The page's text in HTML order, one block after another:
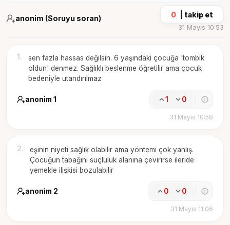
anonim (Soruyu soran) 0 takip et
31 Mayıs 10:53
1 .
sen fazla hassas değilsin. 6 yaşındaki çocuğa 'tombik
oldun' denmez. Sağlıklı beslenme öğretilir ama çocuk
bedeniyle utandırılmaz
anonim 1 1 0
31 Mayıs 10:58
2.
eşinin niyeti sağlık olabilir ama yöntemi çok yanlış.
Çocuğun tabağını suçluluk alanına çevirirse ileride
yemekle ilişkisi bozulabilir
anonim 2 0 0
31 Mayıs 11:06